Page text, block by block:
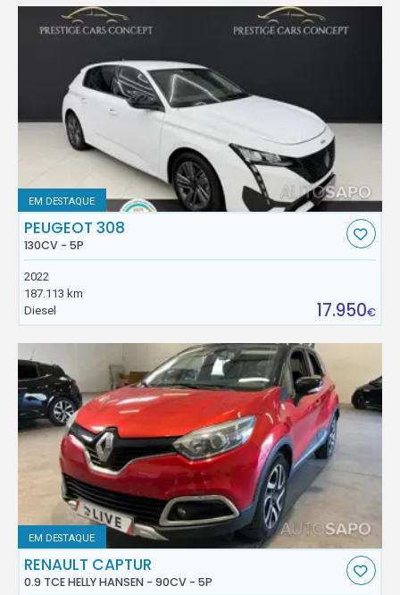
EM DESTAQUE
PEUGEOT 308
130CV - 5P
2022
187.113 km
Diesel
17.950€
EM DESTAQUE
RENAULT CAPTUR
0.9 TCE HELLY HANSEN - 90CV - 5P